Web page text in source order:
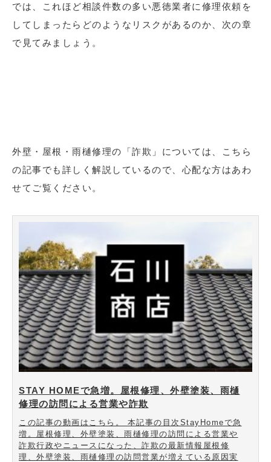
では、これほど相談件数の多い悪徳業者に修理依頼を
してしまったらどのようなリスクがあるのか、次の章
で見てみましょう。
外壁・屋根・雨樋修理の「詐欺」については、こちら
の記事でも詳しく解説しているので、心配な方はあわ
せてご覧ください。
STAY HOMEで急増。屋根修理、外壁塗装、雨樋
修理の訪問による営業や詐欺
この記事の動画はこちら。 本記事の目次StayHomeで急
増。屋根修理、外壁塗装、雨樋修理の訪問による営業や
詐欺行政やニュースになった、詐欺の最新情報屋根修
理、外壁塗装、雨樋修理の訪問営業が増えている原因実